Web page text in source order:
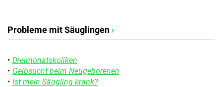
Probleme mit Säuglingen ›
Dreimonatskoliken
Gelbsucht beim Neugeborenen
Ist mein Säugling krank?